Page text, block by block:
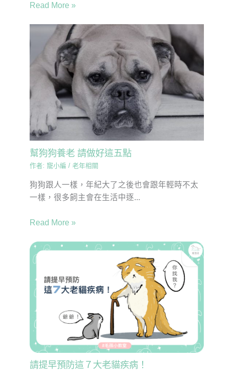
Read More »
幫狗狗養老 請做好這五點
作者: 寵小編 / 老年相關
狗狗跟人一樣，年紀大了之後也會跟年輕時不太
一樣，很多飼主會在生活中逐...
Read More »
請提早預防這７大老貓疾病！